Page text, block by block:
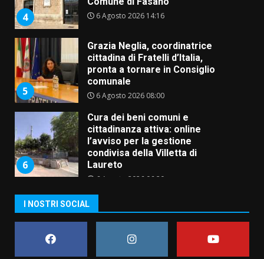
4 6 Agosto 2026 14:16
5
Grazia Neglia, coordinatrice
cittadina di Fratelli d’Italia,
pronta a tornare in Consiglio
comunale
6 Agosto 2026 08:00
6
Cura dei beni comuni e
cittadinanza attiva: online
l’avviso per la gestione
condivisa della Villetta di
Laureto
6 Agosto 2026 06:20
assoluta de “L’Albergo
Belvedere. Il rapimento”
6 Agosto 2026 06:15
I NOSTRI SOCIAL